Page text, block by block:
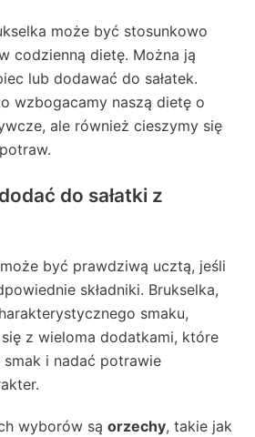
może być stosunkowo
codzienną dietę. Można ją
lub dodawać do sałatek.
wzbogacamy naszą dietę o
ale również cieszymy się
do sałatki z
być prawdziwą ucztą, jeśli
składniki. Brukselka,
smaku,
z wieloma dodatkami, które
i nadać potrawie
wyborów są orzechy, takie jak